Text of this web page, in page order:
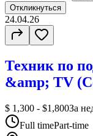
Откликнуться
24.04.26
Техник по
&amp; TV
$ 1,300 - $1,800За
Full timePart-time